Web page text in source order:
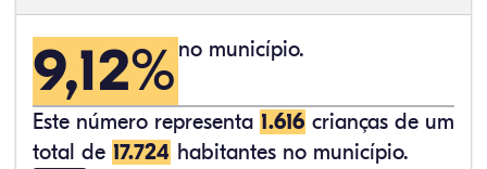
9,12% no município.
Este número representa 1.616 crianças de um
total de 17.724 habitantes no município.